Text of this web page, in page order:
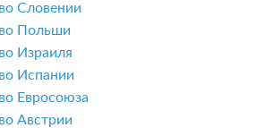
Словении
Польши
Израиля
Испании
Евросоюза
Австрии